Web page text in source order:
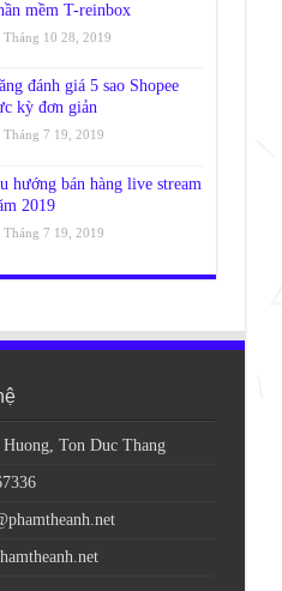
mềm T-reinbox
Tháng 10 28, 2019
đánh giá 5 sao Shopee
kỳ đơn giản
Tháng 7 19, 2019
hướng bán hàng live stream
2019
Tháng 7 19, 2019
Huong, Ton Duc Thang